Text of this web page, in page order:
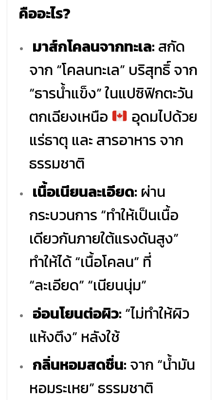
คืออะไร?
มาส์กโคลนจากทะเล: สกัด
จาก “โคลนทะเล” บริสุทธิ์ จาก
“ธารน้ำแข็ง” ในแปซิฟิกตะวัน
ตกเฉียงเหนือ
อุดมไปด้วย
แร่ธาตุ และ สารอาหาร จาก
ธรรมชาติ
เนื้อเนียนละเอียด: ผ่าน
กระบวนการ “ทำให้เป็นเนื้อ
เดียวกันภายใต้แรงดันสูง”
ทำให้ได้ “เนื้อโคลน” ที่
“ละเอียด” “เนียนนุ่ม”
อ่อนโยนต่อผิว: “ไม่ทำให้ผิว
แห้งตึง” หลังใช้
กลิ่นหอมสดชื่น: จาก “น้ำมัน
หอมระเหย” ธรรมชาติ